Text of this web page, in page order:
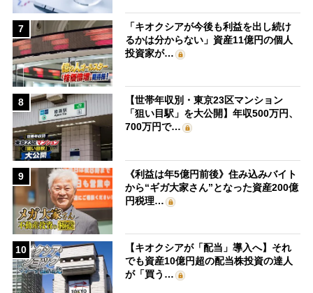
7
「キオクシアが今後も利益を出し続け
るかは分からない」資産11億円の個人
投資家が…
8
【世帯年収別・東京23区マンション
「狙い目駅」を大公開】年収500万円、
700万円で…
9
《利益は年5億円前後》住み込みバイト
から“ギガ大家さん”となった資産200億
円税理…
10
【キオクシアが「配当」導入へ】それ
でも資産10億円超の配当株投資の達人
が「買う…